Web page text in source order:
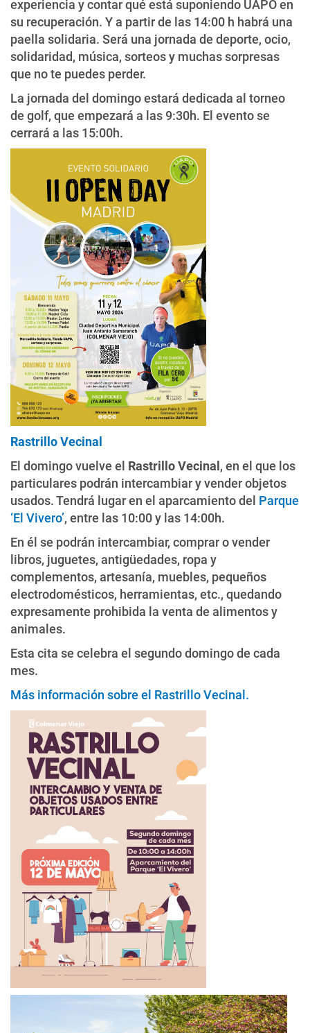
experiencia y contar qué está suponiendo UAPO en
su recuperación. Y a partir de las 14:00 h habrá una
paella solidaria. Será una jornada de deporte, ocio,
solidaridad, música, sorteos y muchas sorpresas
que no te puedes perder.
La jornada del domingo estará dedicada al torneo
de golf, que empezará a las 9:30h. El evento se
cerrará a las 15:00h.
Rastrillo Vecinal
El domingo vuelve el Rastrillo Vecinal , en el que los
particulares podrán intercambiar y vender objetos
usados. Tendrá lugar en el aparcamiento del Parque
‘El Vivero’, entre las 10:00 y las 14:00h.
En él se podrán intercambiar, comprar o vender
libros, juguetes, antigüedades, ropa y
complementos, artesanía, muebles, pequeños
electrodomésticos, herramientas, etc., quedando
expresamente prohibida la venta de alimentos y
animales.
Esta cita se celebra el segundo domingo de cada
mes.
Más información sobre el Rastrillo Vecinal .